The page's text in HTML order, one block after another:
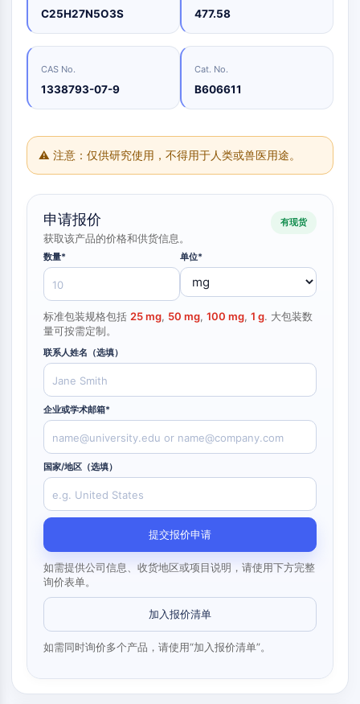
抑
制
性
体
诱
模
型
产
生
物
活
性
小
分
子
化
学
生
物
学
酶
寡
核
苷
酸
荧
光
染
生
化
试
剂
天
化
学
氨
与
试
点
击
化
构
建
模
块
谱
测
试
剂
同
位
素
标
记
物
考
准
品
剂
料
与
香
医
材
源
PKG
类器官
Hedgehog
Smo
YAP
TGF-β/Smad
蛋白激酶A
β-连环蛋白
核因子ΚB
核因子κB
RANKL/RANK
MALT1
IKK
Keap1-Nrf2
核因子κB
细胞骨架
细胞骨架
赖氨酰氧化酶
组织因子途径抑制剂
网格蛋白
Cdc42结合激酶
克劳丁
肌营养不良蛋白
钙黏蛋白
MARCKS
膜联蛋白A
肌动蛋白相关蛋白2/3复合物
间隙连接蛋白
Glycine Transporter Presents New Thinking for Treating Psychiatric ...
Use Existing Drugs to Treat Cancers
Triptonide from Chinese Herb Exhibits Reversible Male ...
C25H27N5O3S 477.58
CAS No.
1338793-07-9
Cat. No.
B606611
⚠ 注意：仅供研究使用，不得用于人类或兽医用途。
申请报价
获取该产品的价格和供货信息。
有现货
数量* 单位*
标准包装规格包括 25 mg, 50 mg, 100 mg, 1 g. 大包装数
量可按需定制。
联系人姓名（选填）
企业或学术邮箱*
国家/地区（选填）
提交报价申请
如需提供公司信息、收货地区或项目说明，请使用下方完整
询价表单。
加入报价清单
如需同时询价多个产品，请使用“加入报价清单”。